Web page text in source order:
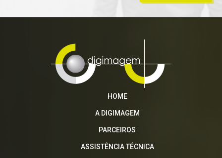
HOME
A DIGIMAGEM
PARCEIROS
ASSISTÊNCIA TÉCNICA